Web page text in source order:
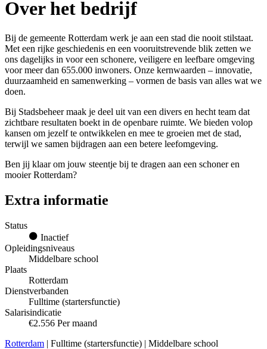
Over het bedrijf
Bij de gemeente Rotterdam werk je aan een stad die nooit stilstaat.
Met een rijke geschiedenis en een vooruitstrevende blik zetten we
ons dagelijks in voor een schonere, veiligere en leefbare omgeving
voor meer dan 655.000 inwoners. Onze kernwaarden – innovatie,
duurzaamheid en samenwerking – vormen de basis van alles wat we
doen.
Bij Stadsbeheer maak je deel uit van een divers en hecht team dat
zichtbare resultaten boekt in de openbare ruimte. We bieden volop
kansen om jezelf te ontwikkelen en mee te groeien met de stad,
terwijl we samen bijdragen aan een betere leefomgeving.
Ben jij klaar om jouw steentje bij te dragen aan een schoner en
mooier Rotterdam?
Extra informatie
Status
Inactief
Opleidingsniveaus
Middelbare school
Plaats
Rotterdam
Dienstverbanden
Fulltime (startersfunctie)
Salarisindicatie
€2.556 Per maand
Rotterdam | Fulltime (startersfunctie) | Middelbare school